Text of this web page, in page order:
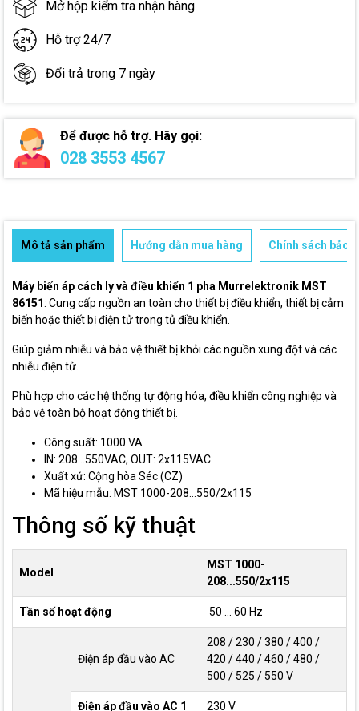
Mở hộp kiểm tra nhận hàng
Hỗ trợ 24/7
Đổi trả trong 7 ngày
Để được hỗ trợ. Hãy gọi:
028 3553 4567
Mô tả sản phẩm Hướng dẫn mua hàng Chính sách bảo
Máy biến áp cách ly và điều khiển 1 pha Murrelektronik MST
86151: Cung cấp nguồn an toàn cho thiết bị điều khiển, thiết bị cảm
biến hoặc thiết bị điện tử trong tủ điều khiển.
Giúp giảm nhiễu và bảo vệ thiết bị khỏi các nguồn xung đột và các
nhiễu điện tử.
Phù hợp cho các hệ thống tự động hóa, điều khiển công nghiệp và
bảo vệ toàn bộ hoạt động thiết bị.
Công suất: 1000 VA
IN: 208...550VAC, OUT: 2x115VAC
Xuất xứ: Cộng hòa Séc (CZ)
Mã hiệu mẫu: MST 1000-208...550/2x115
Thông số kỹ thuật
Model
MST 1000-
208...550/2x115
Tần số hoạt động 50 ... 60 Hz
Điện áp đầu vào AC
208 / 230 / 380 / 400 /
420 / 440 / 460 / 480 /
500 / 525 / 550 V
Điện áp đầu vào AC 1 230 V